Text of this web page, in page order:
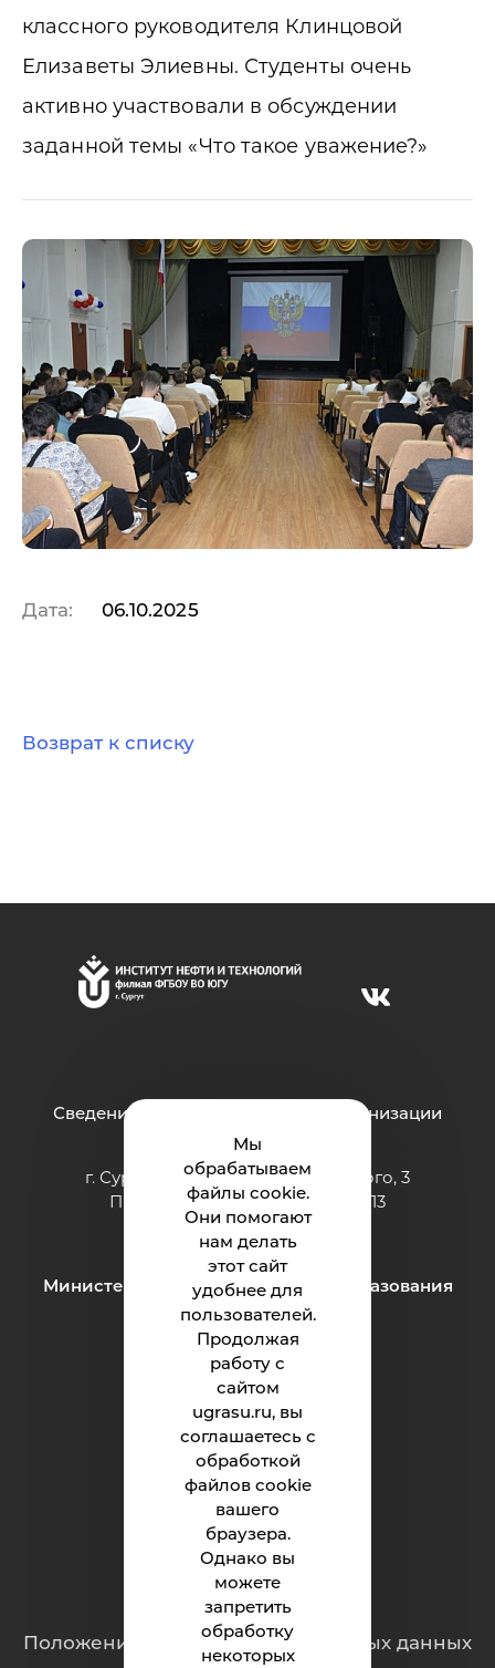
Мы
обрабатываем
файлы cookie.
Они помогают
нам делать
этот сайт
удобнее для
пользователей.
Продолжая
работу с
сайтом
ugrasu.ru, вы
соглашаетесь с
обработкой
файлов cookie
вашего
браузера.
Однако вы
можете
запретить
обработку
некоторых
классного руководителя Клинцовой
Елизаветы Элиевны. Студенты очень
активно участвовали в обсуждении
заданной темы «Что такое уважение?»
Дата: 06.10.2025
Возврат к списку
Сведения об образовательной организации
г. Сургут ул. Григория Кукуевицкого, 3
Приёмная: тел.: +7 (3462) 550-413
e-mail:inteh@ugrasu.ru
Министерство науки и высшего образования
Российской Федерации
Институт
Абитуриенту
Студенту
Родителям
Обращения граждан
Положение о защите персональных данных